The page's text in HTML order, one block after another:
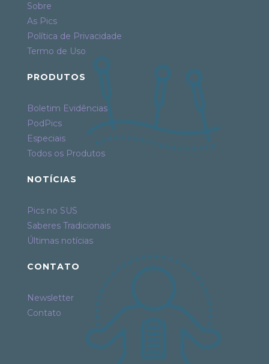
Sobre
As Pics
Política de Privacidade
Termo de Uso
PRODUTOS
Boletim Evidências
PodPics
Especiais
Todos os Produtos
NOTÍCIAS
Pics no SUS
Saberes Tradicionais
Últimas notícias
CONTATO
Newsletter
Contato